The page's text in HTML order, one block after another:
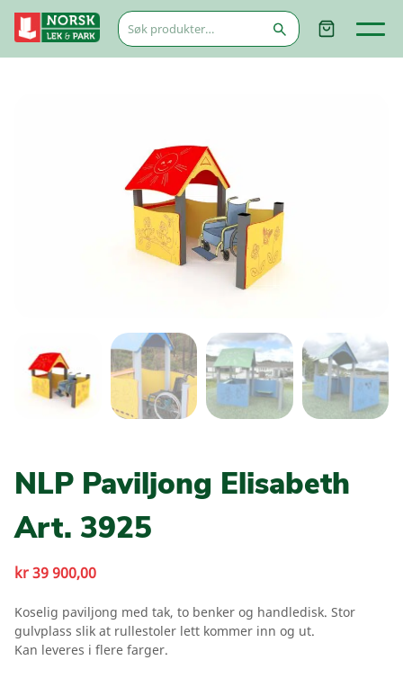
Søk
etter:
NLP Paviljong Elisabeth
Art. 3925
kr39 900,00
Koselig paviljong med tak, to benker og handledisk. Stor
gulvplass slik at rullestoler lett kommer inn og ut.
Kan leveres i flere farger.